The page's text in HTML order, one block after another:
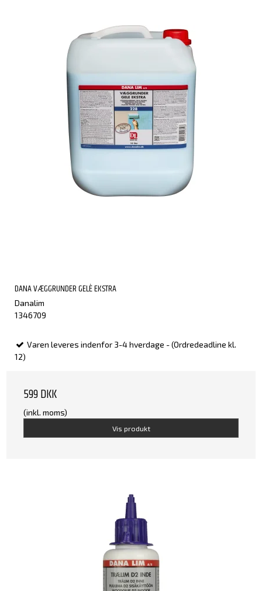
DANA VÆGGRUNDER GELÈ EKSTRA
Danalim
1346709
Varen leveres indenfor 3-4 hverdage - (Ordredeadline kl.
12)
599 DKK
(inkl. moms)
Vis produkt